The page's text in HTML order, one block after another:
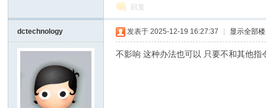
回复
dctechnology 发表于 2025-12-19 16:27:37 显示全部
不影响 这种办法也可以 只要不和其他指